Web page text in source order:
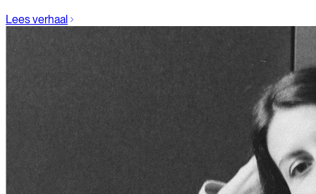
Lees verhaal